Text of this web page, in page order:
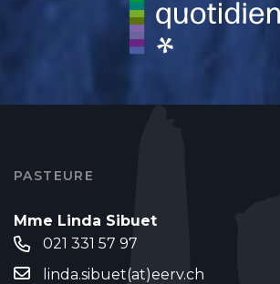
PASTEURE
Mme Linda Sibuet
021 331 57 97
linda.sibuet(at)eerv.ch